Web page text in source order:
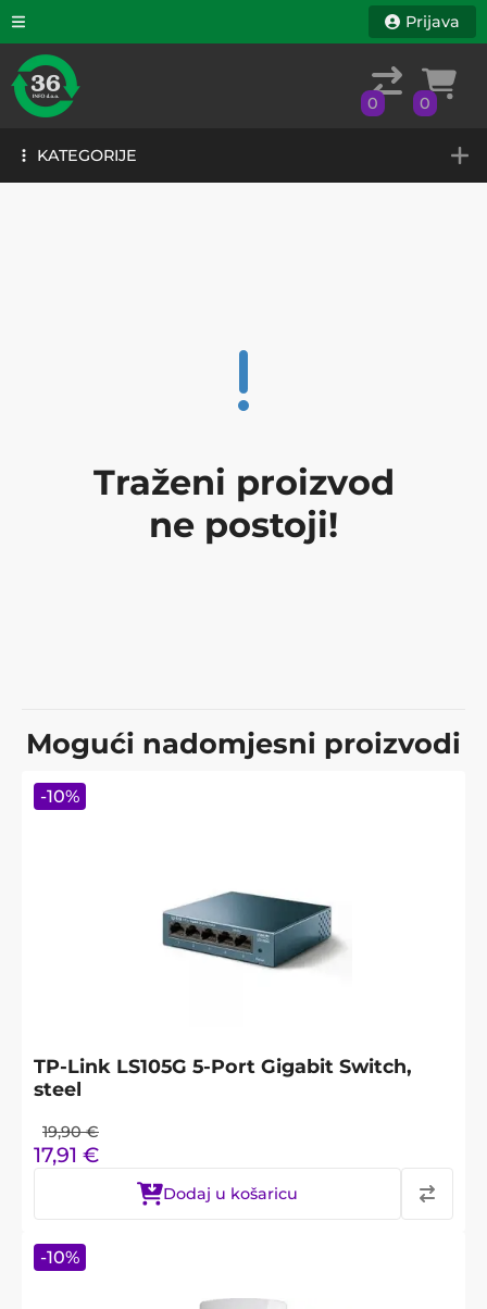
KATEGORIJE
Prijava
0 0
KATEGORIJE
Traženi proizvod
ne postoji!
Mogući nadomjesni proizvodi
TP-Link LS105G 5-Port Gigabit Switch,
steel
19,90 €
17,91 €
Dodaj u košaricu
-10%
-10%